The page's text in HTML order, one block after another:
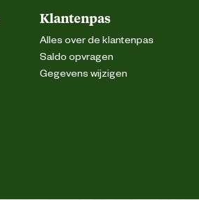
Klantenpas
Alles over de klantenpas
Saldo opvragen
Gegevens wijzigen